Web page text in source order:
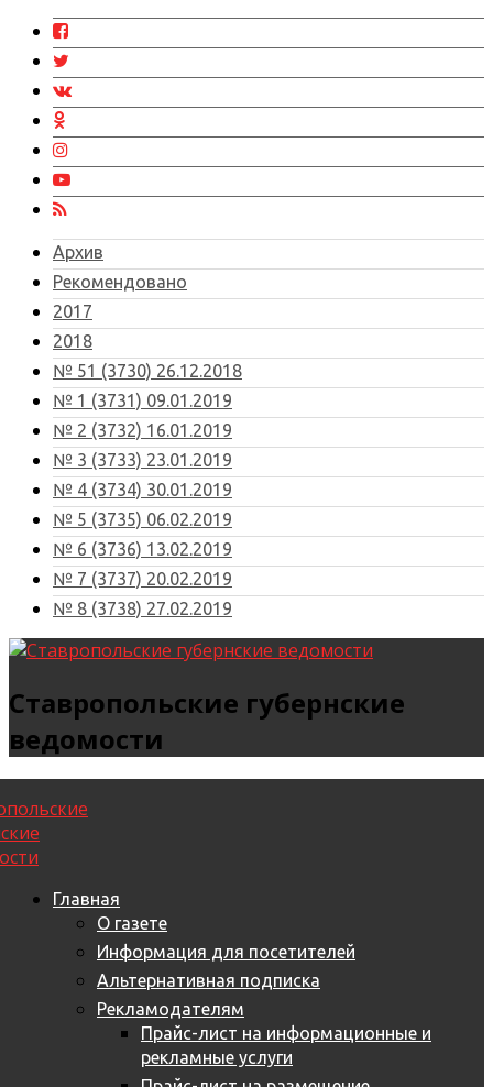
Архив
Рекомендовано
2017
2018
№ 51 (3730) 26.12.2018
№ 1 (3731) 09.01.2019
№ 2 (3732) 16.01.2019
№ 3 (3733) 23.01.2019
№ 4 (3734) 30.01.2019
№ 5 (3735) 06.02.2019
№ 6 (3736) 13.02.2019
№ 7 (3737) 20.02.2019
№ 8 (3738) 27.02.2019
Ставропольские губернские
ведомости
Главная
О газете
Информация для посетителей
Альтернативная подписка
Рекламодателям
Прайс-лист на информационные и
рекламные услуги